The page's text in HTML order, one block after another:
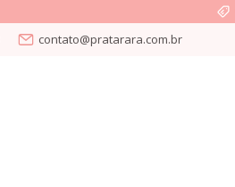
contato@pratarara.com.br